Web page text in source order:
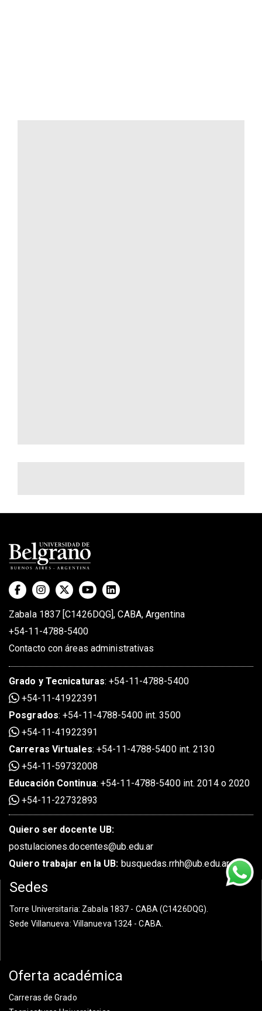
Zabala 1837 [C1426DQG], CABA, Argentina
+54-11-4788-5400
Contacto con áreas administrativas
Grado y Tecnicaturas:+54-11-4788-5400
+54-11-41922391
Posgrados:+54-11-4788-5400 int. 3500
+54-11-41922391
Carreras Virtuales:+54-11-4788-5400 int. 2130
+54-11-59732008
Educación Continua:+54-11-4788-5400 int. 2014 o 2020
+54-11-22732893
Quiero ser docente UB:
postulaciones.docentes@ub.edu.ar
Quiero trabajar en la UB: busquedas.rrhh@ub.edu.ar
Sedes
Torre Universitaria: Zabala 1837 - CABA (C1426DQG).
Sede Villanueva: Villanueva 1324 - CABA.
Oferta académica
Carreras de Grado